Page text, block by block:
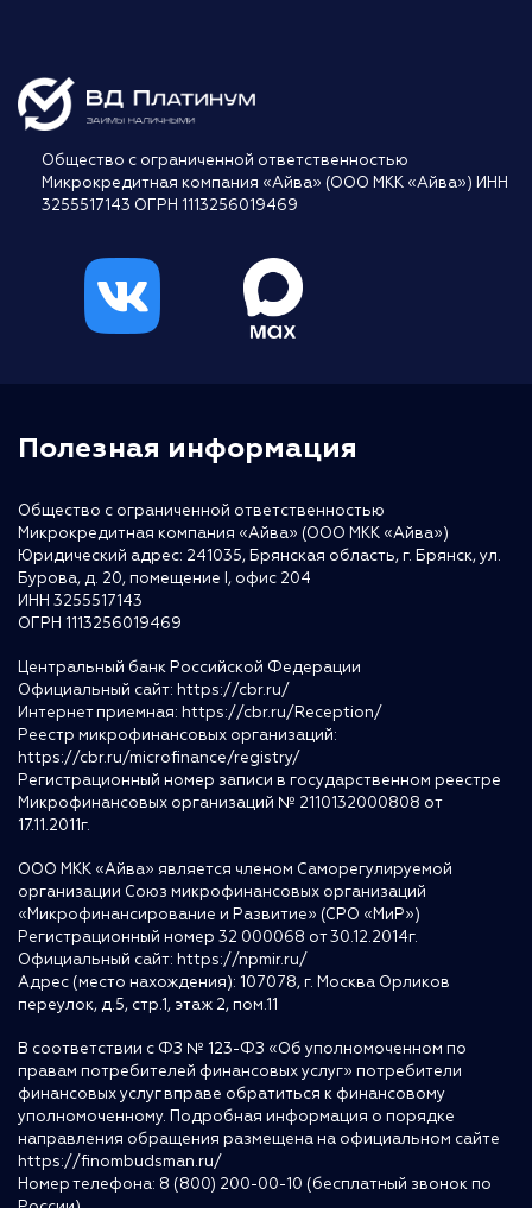
Общество с ограниченной ответственностью
Микрокредитная компания «Айва» (ООО МКК «Айва») ИНН
3255517143 ОГРН 1113256019469
Полезная информация
Общество с ограниченной ответственностью
Микрокредитная компания «Айва» (ООО МКК «Айва»)
Юридический адрес: 241035, Брянская область, г. Брянск, ул.
Бурова, д. 20, помещение I, офис 204
ИНН 3255517143
ОГРН 1113256019469
Центральный банк Российской Федерации
Официальный сайт: https://cbr.ru/
Интернет приемная: https://cbr.ru/Reception/
Реестр микрофинансовых организаций:
https://cbr.ru/microfinance/registry/
Регистрационный номер записи в государственном реестре
Микрофинансовых организаций № 2110132000808 от
17.11.2011г.
ООО МКК «Айва» является членом Саморегулируемой
организации Союз микрофинансовых организаций
«Микрофинансирование и Развитие» (СРО «МиР»)
Регистрационный номер 32 000068 от 30.12.2014г.
Официальный сайт: https://npmir.ru/
Адрес (место нахождения): 107078, г. Москва Орликов
переулок, д.5, стр.1, этаж 2, пом.11
В соответствии с ФЗ № 123-ФЗ «Об уполномоченном по
правам потребителей финансовых услуг» потребители
финансовых услуг вправе обратиться к финансовому
уполномоченному. Подробная информация о порядке
направления обращения размещена на официальном сайте
https://finombudsman.ru/
Номер телефона: 8 (800) 200-00-10 (бесплатный звонок по